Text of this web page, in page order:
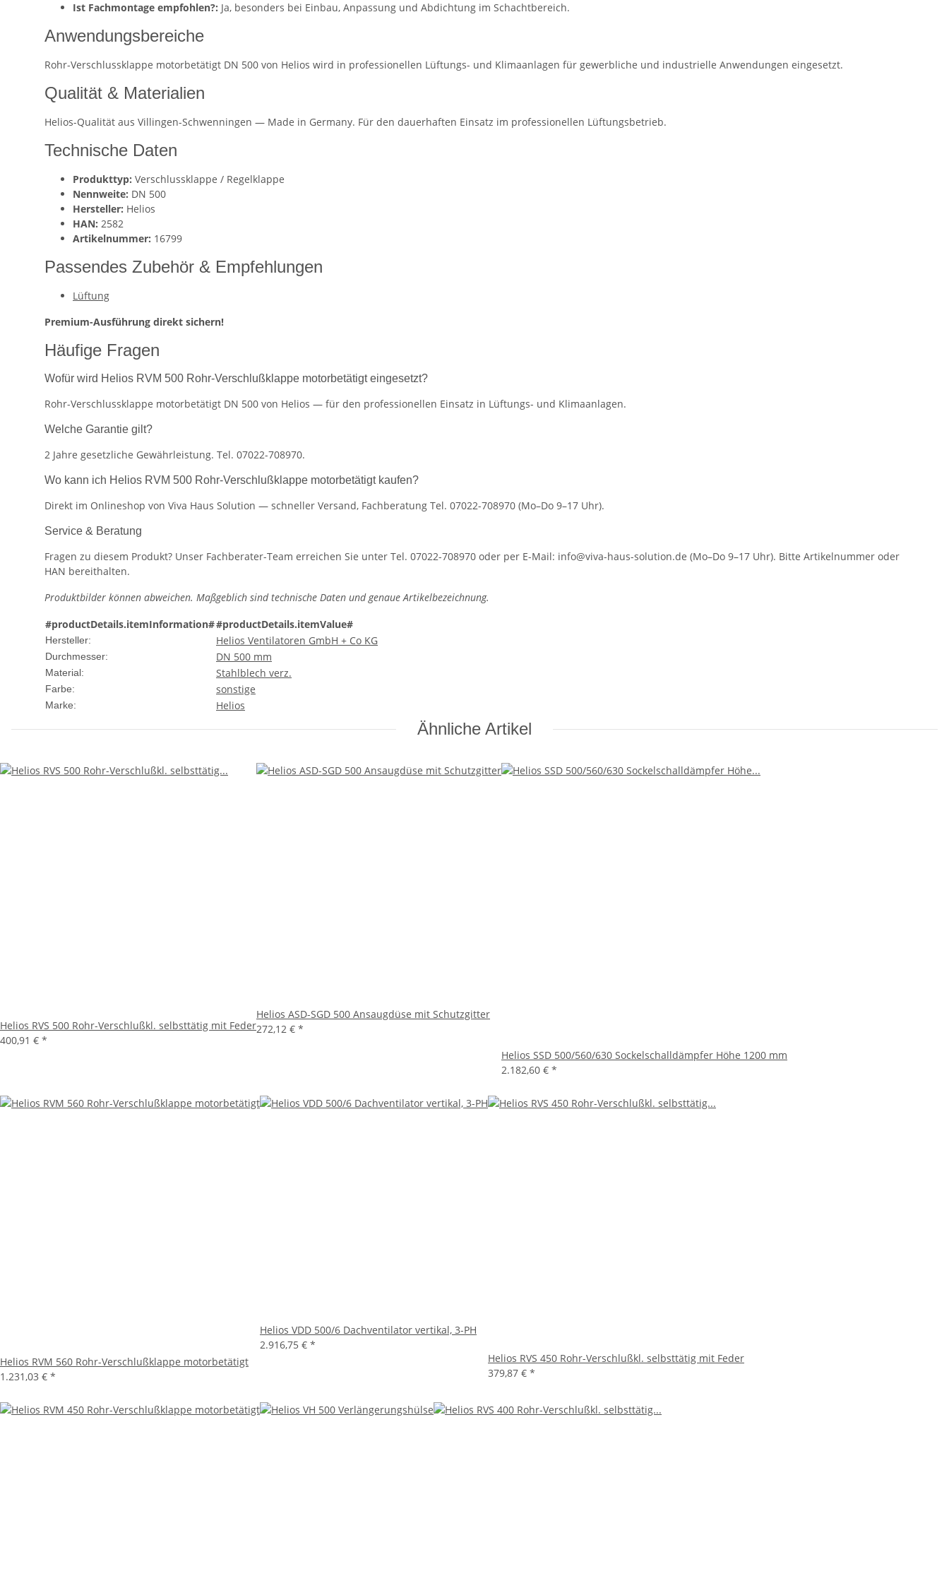
Ist Fachmontage empfohlen?: Ja, besonders bei Einbau, Anpassung und Abdichtung im Schachtbereich.
Anwendungsbereiche
Rohr-Verschlussklappe motorbetätigt DN 500 von Helios wird in professionellen Lüftungs- und Klimaanlagen für gewerbliche und industrielle Anwendungen eingesetzt.
Qualität & Materialien
Helios-Qualität aus Villingen-Schwenningen — Made in Germany. Für den dauerhaften Einsatz im professionellen Lüftungsbetrieb.
Technische Daten
Produkttyp: Verschlussklappe / Regelklappe
Nennweite: DN 500
Hersteller: Helios
HAN: 2582
Artikelnummer: 16799
Passendes Zubehör & Empfehlungen
Lüftung
Premium-Ausführung direkt sichern!
Häufige Fragen
Wofür wird Helios RVM 500 Rohr-Verschlußklappe motorbetätigt eingesetzt?
Rohr-Verschlussklappe motorbetätigt DN 500 von Helios — für den professionellen Einsatz in Lüftungs- und Klimaanlagen.
Welche Garantie gilt?
2 Jahre gesetzliche Gewährleistung. Tel. 07022-708970.
Wo kann ich Helios RVM 500 Rohr-Verschlußklappe motorbetätigt kaufen?
Direkt im Onlineshop von Viva Haus Solution — schneller Versand, Fachberatung Tel. 07022-708970 (Mo–Do 9–17 Uhr).
Service & Beratung
Fragen zu diesem Produkt? Unser Fachberater-Team erreichen Sie unter Tel. 07022-708970 oder per E-Mail: info@viva-haus-solution.de (Mo–Do 9–17 Uhr). Bitte Artikelnummer oder
HAN bereithalten.
Produktbilder können abweichen. Maßgeblich sind technische Daten und genaue Artikelbezeichnung.
#productDetails.itemInformation##productDetails.itemValue#
Hersteller: Helios Ventilatoren GmbH + Co KG
Durchmesser: DN 500 mm
Material: Stahlblech verz.
Farbe: sonstige
Marke: Helios
Ähnliche Artikel
Helios RVS 500 Rohr-Verschlußkl. selbsttätig mit Feder
400,91 € *
Helios ASD-SGD 500 Ansaugdüse mit Schutzgitter
272,12 € *
Helios SSD 500/560/630 Sockelschalldämpfer Höhe 1200 mm
2.182,60 € *
Helios RVM 560 Rohr-Verschlußklappe motorbetätigt
1.231,03 € *
Helios VDD 500/6 Dachventilator vertikal, 3-PH
2.916,75 € *
Helios RVS 450 Rohr-Verschlußkl. selbsttätig mit Feder
379,87 € *